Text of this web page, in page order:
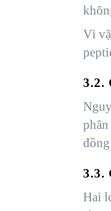
Vì
3.2.
3.3.
Hai